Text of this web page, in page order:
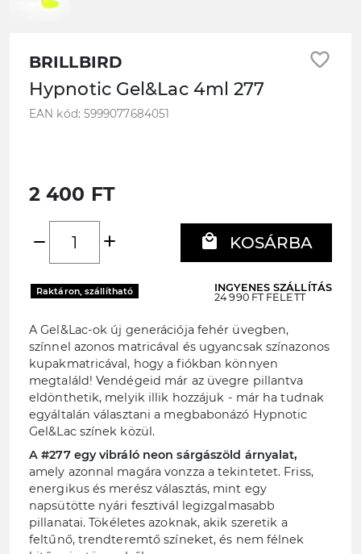
favorite_border
BRILLBIRD
Hypnotic Gel&Lac 4ml 277
EAN kód: 5999077684051
2 400 FT
remove add local_mall KOSÁRBA
Raktáron, szállítható
INGYENES SZÁLLÍTÁS
24 990 FT FELETT
A Gel&Lac-ok új generációja fehér üvegben,
színnel azonos matricával és ugyancsak színazonos
kupakmatricával, hogy a fiókban könnyen
megtaláld! Vendégeid már az üvegre pillantva
eldönthetik, melyik illik hozzájuk - már ha tudnak
egyáltalán választani a megbabonázó Hypnotic
Gel&Lac színek közül.
A #277 egy vibráló neon sárgászöld árnyalat,
amely azonnal magára vonzza a tekintetet. Friss,
energikus és merész választás, mint egy
napsütötte nyári fesztivál legizgalmasabb
pillanatai. Tökéletes azoknak, akik szeretik a
feltűnő, trendteremtő színeket, és nem félnek